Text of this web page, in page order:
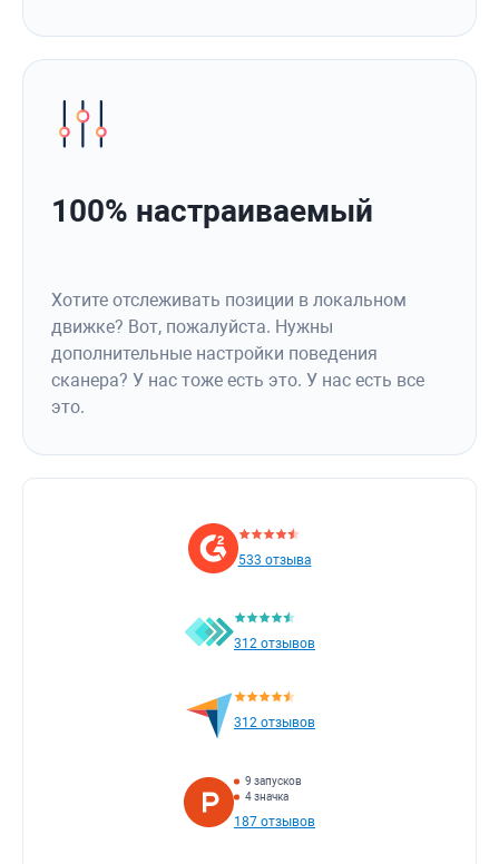
100% настраиваемый
Хотите отслеживать позиции в локальном
движке? Вот, пожалуйста. Нужны
дополнительные настройки поведения
сканера? У нас тоже есть это. У нас есть все
это.
533 отзыва
312 отзывов
312 отзывов
9 запусков
4 значка
187 отзывов